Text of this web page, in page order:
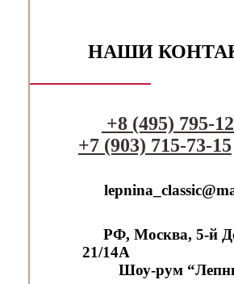
НАШИ
+8 (495) 795-
+7 (903) 715-73-15
РФ, Москва, 5-й
21/14А
Шоу-рум